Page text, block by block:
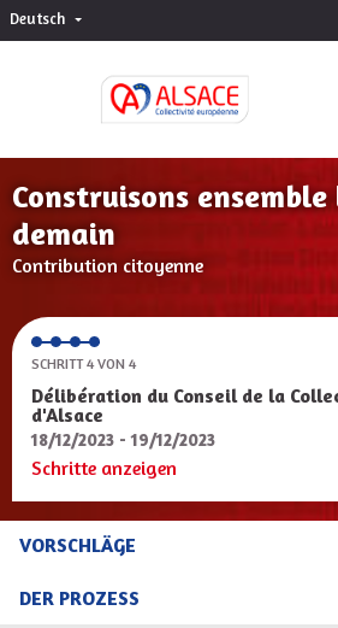
Deutsch Choisir la langue
Construisons
demain
Contribution citoyenne
SCHRITT 4 VON 4
Délibération du Conseil de la
d'Alsace
18/12/2023 - 19/12/2023
Schritte anzeigen
VORSCHLÄGE
DER PROZESS